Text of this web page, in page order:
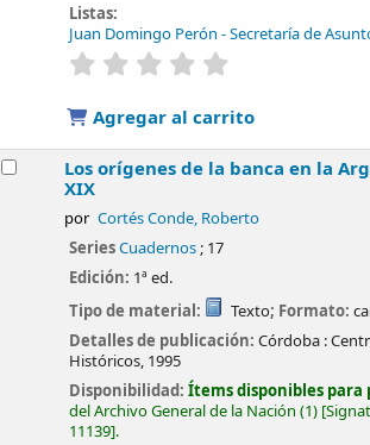
Listas:
Juan Domingo Perón - Secretaría de
valoración
Agregar al carrito
Los orígenes de la banca en la
XIX
por Cortés Conde, Roberto
SeriesCuadernos; 17
Edición: 1ª ed.
Tipo de material:
Texto; Formato:
Detalles de publicación:Córdoba :
Históricos, 1995
Disponibilidad:Ítems disponibles para
del Archivo General de la Nación (1)
11139 .